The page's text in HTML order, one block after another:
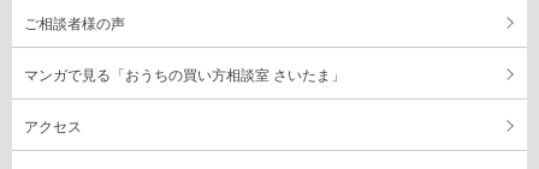
ご相談者様の声
マンガで見る「おうちの買い方相談室 さいたま」
アクセス